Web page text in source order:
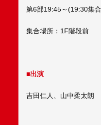
第6部19:45～(19:30集
集合場所：1F階段前
■出演
吉田仁人、山中柔太朗